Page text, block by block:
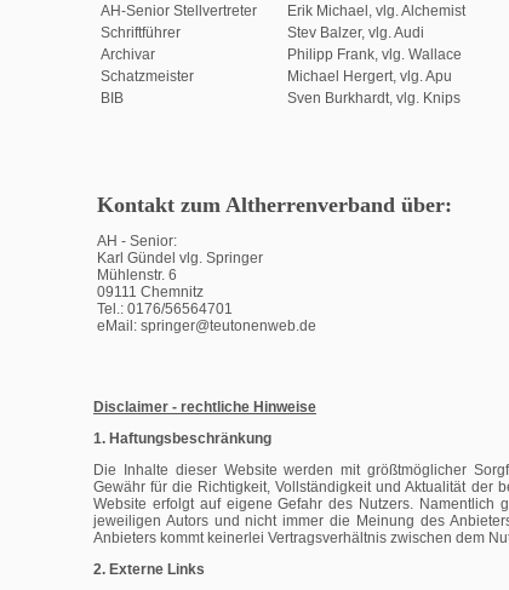
AH-Senior Stellvertreter
Erik Michael, vlg. Alchemist
Schriftführer
Stev Balzer, vlg. Audi
Archivar
Philipp Frank, vlg. Wallace
Schatzmeister
Michael Hergert, vlg. Apu
BIB
Sven Burkhardt, vlg. Knips
Kontakt zum Altherrenverband über:
AH - Senior:
Karl Gündel vlg. Springer
Mühlenstr. 6
09111 Chemnitz
Tel.: 0176/56564701
eMail: springer@teutonenweb.de
Disclaimer - rechtliche Hinweise
1. Haftungsbeschränkung
Die Inhalte dieser Website werden mit größtmöglicher
Gewähr für die Richtigkeit, Vollständigkeit und Aktualität der
Website erfolgt auf eigene Gefahr des Nutzers. Namentlich
jeweiligen Autors und nicht immer die Meinung des
Anbieters kommt keinerlei Vertragsverhältnis zwischen dem
2. Externe Links